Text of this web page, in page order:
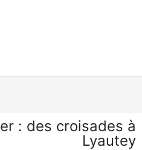
: des croisades à
Lyautey